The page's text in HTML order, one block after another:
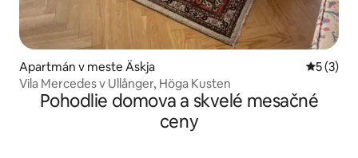
Apartmán v meste Äskja
5 (3)
Vila Mercedes v Ullånger, Höga Kusten
Pohodlie domova a skvelé mesačné
ceny